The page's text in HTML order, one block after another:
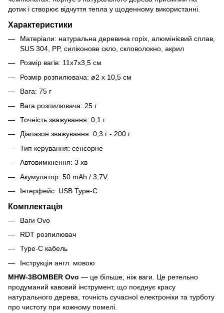
дотик і створює відчуття тепла у щоденному використанні.
Характеристики
Матеріали: натуральна деревина горіх, алюмінієвий сплав,
SUS 304, PP, силіконове скло, скловолокно, акрил
Розмір вагів: 11x7x3,5 см
Розмір розпилювача: ø2 х 10,5 см
Вага: 75 г
Вага розпилювача: 25 г
Точність зважування: 0,1 г
Діапазон зважування: 0,3 г - 200 г
Тип керування: сенсорне
Автовимкнення: 3 хв
Акумулятор: 50 mAh / 3,7V
Інтерфейс: USB Type-C
Комплектація
Ваги Ovo
RDT розпилювач
Type-C кабель
Інструкція англ. мовою
MHW-3BOMBER Ovo — це більше, ніж ваги. Це ретельно
продуманий кавовий інструмент, що поєднує красу
натурального дерева, точність сучасної електроніки та турботу
про чистоту при кожному помелі.